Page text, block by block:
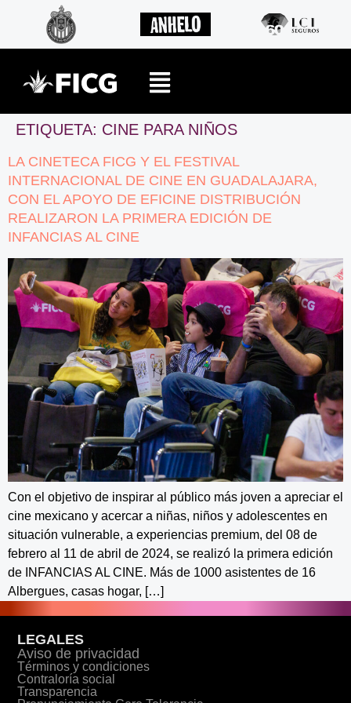
ETIQUETA: CINE PARA NIÑOS
LA CINETECA FICG Y EL FESTIVAL
INTERNACIONAL DE CINE EN GUADALAJARA,
CON EL APOYO DE EFICINE DISTRIBUCIÓN
REALIZARON LA PRIMERA EDICIÓN DE
INFANCIAS AL CINE
Con el objetivo de inspirar al público más joven a apreciar el
cine mexicano y acercar a niñas, niños y adolescentes en
situación vulnerable, a experiencias premium, del 08 de
febrero al 11 de abril de 2024, se realizó la primera edición
de INFANCIAS AL CINE. Más de 1000 asistentes de 16
Albergues, casas hogar, […]
LEGALES
Aviso de privacidad
Términos y condiciones
Contraloría social
Transparencia